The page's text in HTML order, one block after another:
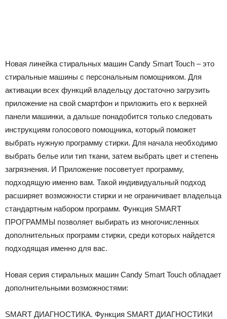
Новая линейка стиральных машин Candy Smart Touch – это
стиральные машины с персональным помощником. Для
активации всех функций владельцу достаточно загрузить
приложение на свой смартфон и приложить его к верхней
панели машинки, а дальше понадобится только следовать
инструкциям голосового помощника, который поможет
выбрать нужную программу стирки. Для начала необходимо
выбрать белье или тип ткани, затем выбрать цвет и степень
загрязнения. И Приложение посоветует программу,
подходящую именно вам. Такой индивидуальный подход
расширяет возможности стирки и не ограничивает владельца
стандартным набором программ. Функция SMART
ПРОГРАММЫ позволяет выбирать из многочисленных
дополнительных программ стирки, среди которых найдется
подходящая именно для вас.
Новая серия стиральных машин Candy Smart Touch обладает
дополнительными возможностями:
SMART ДИАГНОСТИКА. Функция SMART ДИАГНОСТИКИ